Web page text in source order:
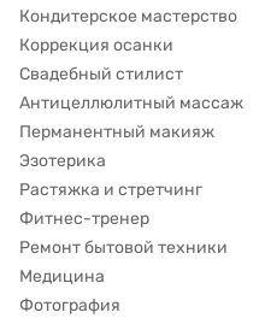
Кондитерское мастерство
Коррекция осанки
Свадебный стилист
Антицеллюлитный массаж
Перманентный макияж
Эзотерика
Растяжка и стретчинг
Фитнес-тренер
Ремонт бытовой техники
Медицина
Фотография